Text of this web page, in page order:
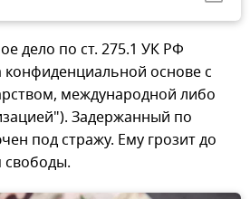
дело по ст. 275.1 УК РФ
конфиденциальной основе с
международной либо
Задержанный по
под стражу. Ему грозит до
свободы.